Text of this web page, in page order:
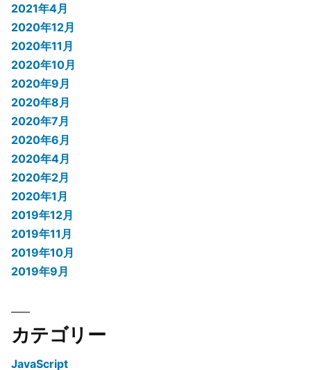
2021年4月
2020年12月
2020年11月
2020年10月
2020年9月
2020年8月
2020年7月
2020年6月
2020年4月
2020年2月
2020年1月
2019年12月
2019年11月
2019年10月
2019年9月
カテゴリー
JavaScript